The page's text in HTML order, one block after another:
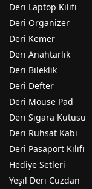
Deri Laptop Kılıfı
Deri Organizer
Deri Kemer
Deri Anahtarlık
Deri Bileklik
Deri Defter
Deri Mouse Pad
Deri Sigara Kutusu
Deri Ruhsat Kabı
Deri Pasaport Kılıfı
Hediye Setleri
Yeşil Deri Cüzdan